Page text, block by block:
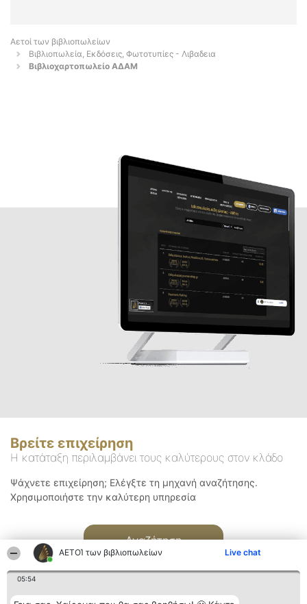
ΑΕΤΟΊ των βιβλιοπωλείων Live chat
05:54
Αετοί των βιβλιοπωλείων
Βιβλιοπωλεία, Εκδόσεις, Φωτοτυπίες - Λιβαδεια
Βιβλιοχαρτοπωλείο ΑΔΑΜ
Βρείτε επιχείρηση
Η κατάταξη περιλαμβάνει τους καλύτερους στον κλάδο
Ψάχνετε επιχείρηση; Ελέγξτε τη μηχανή αναζήτησης.
Χρησιμοποιήστε την καλύτερη υπηρεσία
Αναζήτηση